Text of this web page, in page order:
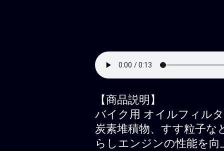
【商品説明】
バイク用 オイルフィル
炭素堆積物、すす粒子
らしエンジンの性能を